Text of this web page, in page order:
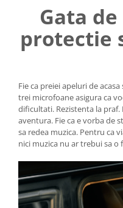
Gata
protectie
Fie ca preiei apeluri de
trei microfoane asigura ca
dificultati. Rezistenta la praf.
aventura. Fie ca e vorba de
sa redea muzica. Pentru ca
nici muzica nu ar trebui sa o